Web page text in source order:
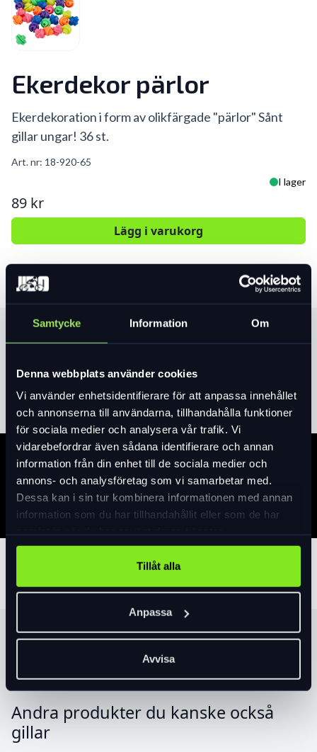
Samtycke Information Om
Denna webbplats använder cookies
Vi använder enhetsidentifierare för att anpassa innehållet
och annonserna till användarna, tillhandahålla funktioner
för sociala medier och analysera vår trafik. Vi
vidarebefordrar även sådana identifierare och annan
information från din enhet till de sociala medier och
annons- och analysföretag som vi samarbetar med.
Dessa kan i sin tur kombinera informationen med annan
information som du har tillhandahållit eller som de har
Tillåt alla
Anpassa
Avvisa
Ekerdekor pärlor
Ekerdekoration i form av olikfärgade "pärlor" Sånt
gillar ungar! 36 st.
Art. nr: 18-920-65
I lager
89 kr
Lägg i varukorg
Produktinformation
Läs mer expand_more
Specifikation
Produktrekommendationer
Andra produkter du kanske också
gillar